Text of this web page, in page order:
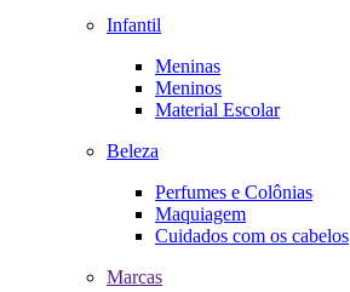
Infantil
Meninas
Meninos
Material Escolar
Beleza
Perfumes e Colônias
Maquiagem
Cuidados com os cabelos
Marcas